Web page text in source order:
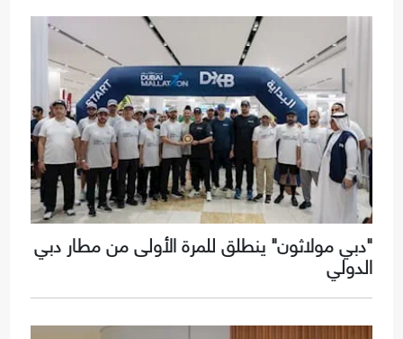
"دبي مولاثون" ينطلق للمرة الأولى من مطار دبي
الدولي